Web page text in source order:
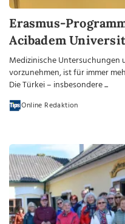
Erasmus-
Acibadem
Medizinische Untersuchungen
vorzunehmen, ist für immer
Die Türkei – insbesondere ...
Online Redaktion